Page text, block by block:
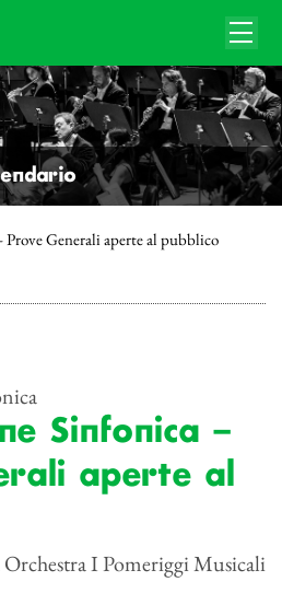
Prove Generali aperte al pubblico
Sinfonica –
aperte al
I Pomeriggi Musicali